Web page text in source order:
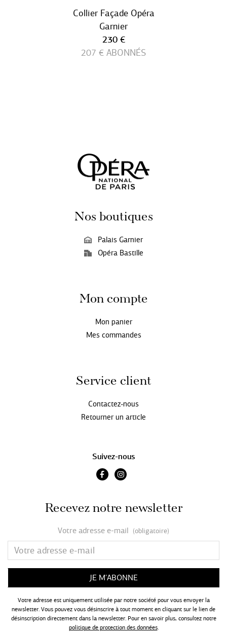
Collier Façade Opéra
Garnier
Prix ​​actuel
230 €
207 € ABONNÉS
Nos boutiques
Palais Garnier
Opéra Bastille
Mon compte
Mon panier
Mes commandes
Service client
Contactez-nous
Retourner un article
Suivez-nous
Recevez notre newsletter
Votre adresse e-mail (obligatoire)
Votre adresse est uniquement utilisée par notre société pour vous envoyer la
newsletter. Vous pouvez vous désinscrire à tout moment en cliquant sur le lien de
désinscription directement dans la newsletter. Pour en savoir plus, consultez notre
politique de protection des données.